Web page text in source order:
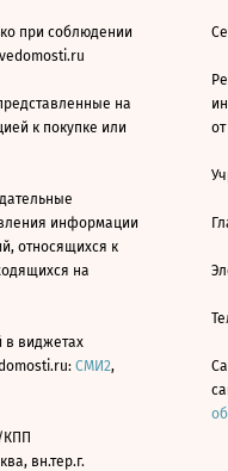
при соблюдении
на
к покупке или
информации
относящихся к
на
в виджетах
СМИ2,
вн.тер.г.